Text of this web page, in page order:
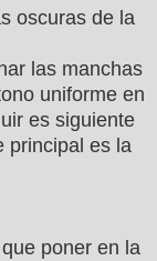
oscuras de la
las manchas
uniforme en
es siguiente
principal es la
poner en la